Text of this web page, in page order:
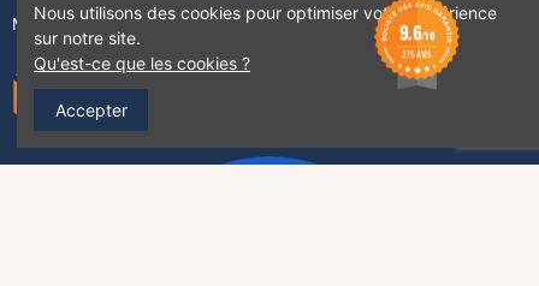
MODES DE LIVRAISON
Nous utilisons des cookies pour optimiser votre expérience
sur notre site.
Qu'est-ce que les cookies ?
Accepter
9.6/10
275 AVIS